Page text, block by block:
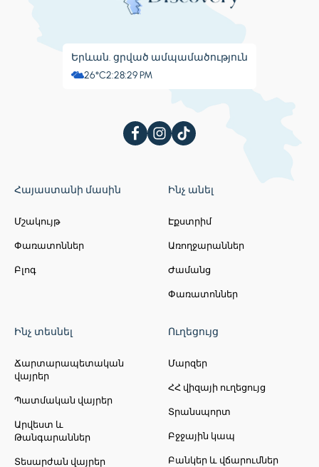
Երևան. ցրված ամպամածություն
26°C2:28:29 PM
Հայաստանի մասին
Մշակույթ
Փառատոններ
Բլոգ
Ինչ անել
Էքստրիմ
Առողջարաններ
Ժամանց
Փառատոններ
Ինչ տեսնել
Ճարտարապետական
վայրեր
Պատմական վայրեր
Արվեստ և
Թանգարաններ
Տեսարժան վայրեր
Ուղեցույց
Մարզեր
ՀՀ վիզայի ուղեցույց
Տրանսպորտ
Բջջային կապ
Բանկեր և վճարումներ